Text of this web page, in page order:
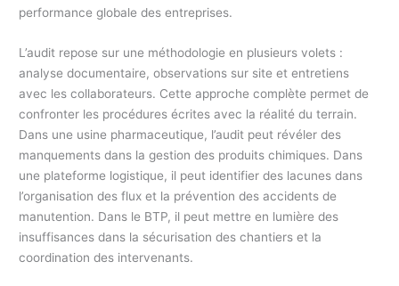
performance globale des entreprises.
L’audit repose sur une méthodologie en plusieurs volets :
analyse documentaire, observations sur site et entretiens
avec les collaborateurs. Cette approche complète permet de
confronter les procédures écrites avec la réalité du terrain.
Dans une usine pharmaceutique, l’audit peut révéler des
manquements dans la gestion des produits chimiques. Dans
une plateforme logistique, il peut identifier des lacunes dans
l’organisation des flux et la prévention des accidents de
manutention. Dans le BTP, il peut mettre en lumière des
insuffisances dans la sécurisation des chantiers et la
coordination des intervenants.